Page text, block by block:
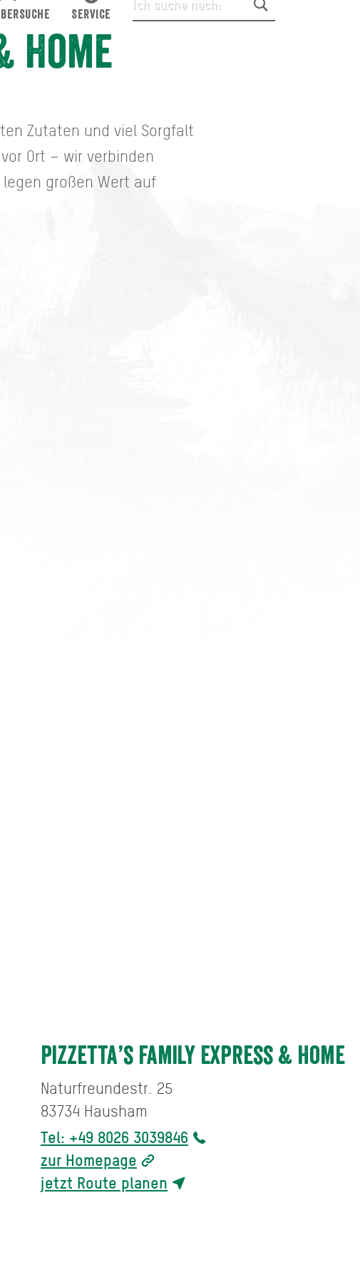
Home
Zutaten und viel Sorgfalt
Ort – wir verbinden
großen Wert auf
Pizzetta’s Family Express & Home
Naturfreundestr. 25
83734 Hausham
Tel: +49 8026 3039846
zur Homepage
jetzt Route planen
SERVICE